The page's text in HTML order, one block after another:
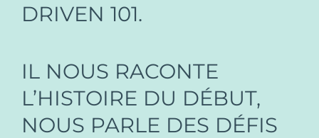
DRIVEN 101.
IL NOUS RACONTE
L’HISTOIRE DU DÉBUT,
NOUS PARLE DES DÉFIS